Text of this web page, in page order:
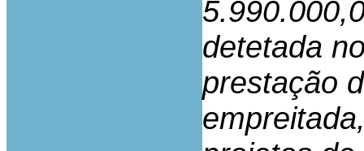
detetada
prestação